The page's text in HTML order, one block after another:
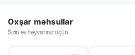
Oxşar məhsullar
Sizin ev heyvanınız üçün